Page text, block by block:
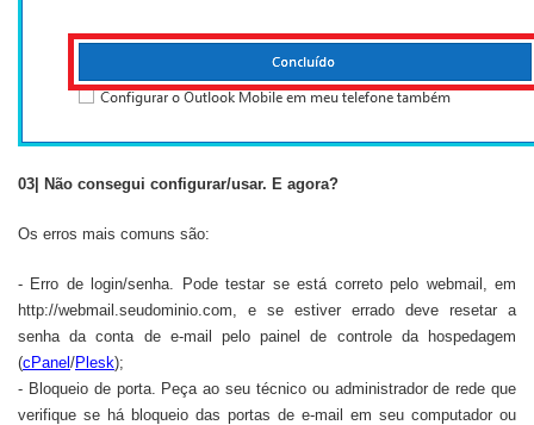
03| Não consegui configurar/usar. E agora?
Os erros mais comuns são:
- Erro de login/senha. Pode testar se está correto pelo webmail, em
http://webmail.seudominio.com, e se estiver errado deve resetar a
senha da conta de e-mail pelo painel de controle da hospedagem
(cPanel /Plesk);
- Bloqueio de porta. Peça ao seu técnico ou administrador de rede que
verifique se há bloqueio das portas de e-mail em seu computador ou